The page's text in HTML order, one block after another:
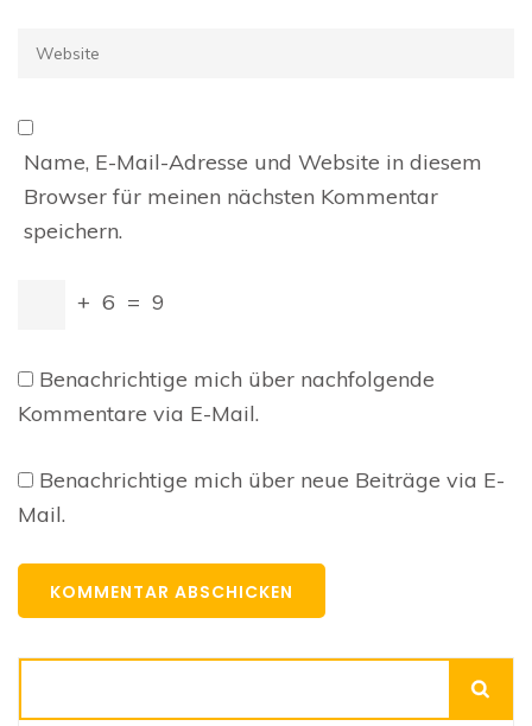
Website
Name, E-Mail-Adresse und Website in diesem
Browser für meinen nächsten Kommentar
speichern.
+ 6 = 9
Benachrichtige mich über nachfolgende
Kommentare via E-Mail.
Benachrichtige mich über neue Beiträge via E-
Mail.